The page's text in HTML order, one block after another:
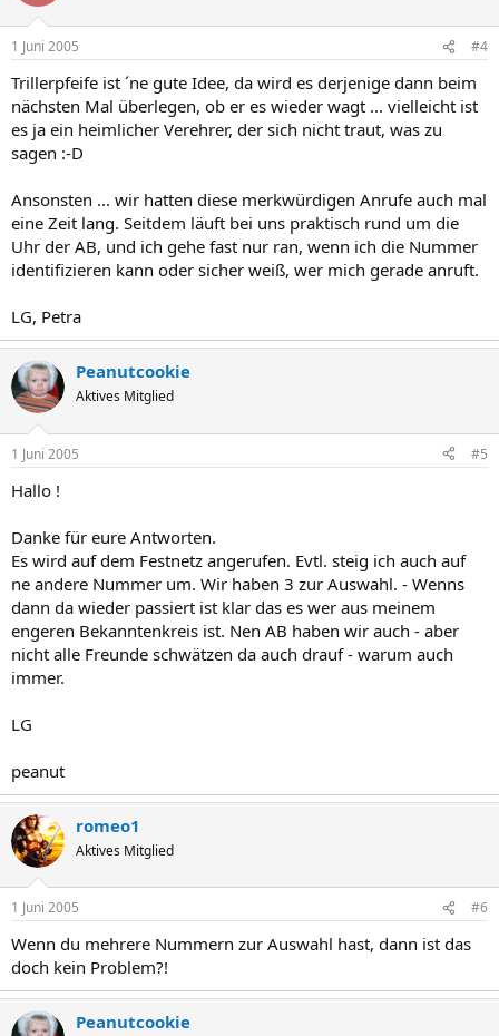
1 Juni 2005 #4
Trillerpfeife ist ´ne gute Idee, da wird es derjenige dann beim
nächsten Mal überlegen, ob er es wieder wagt ... vielleicht ist
es ja ein heimlicher Verehrer, der sich nicht traut, was zu
sagen :-D
Ansonsten ... wir hatten diese merkwürdigen Anrufe auch mal
eine Zeit lang. Seitdem läuft bei uns praktisch rund um die
Uhr der AB, und ich gehe fast nur ran, wenn ich die Nummer
identifizieren kann oder sicher weiß, wer mich gerade anruft.
LG, Petra
Peanutcookie
Aktives Mitglied
1 Juni 2005 #5
Hallo !
Danke für eure Antworten.
Es wird auf dem Festnetz angerufen. Evtl. steig ich auch auf
ne andere Nummer um. Wir haben 3 zur Auswahl. - Wenns
dann da wieder passiert ist klar das es wer aus meinem
engeren Bekanntenkreis ist. Nen AB haben wir auch - aber
nicht alle Freunde schwätzen da auch drauf - warum auch
immer.
LG
peanut
romeo1
Aktives Mitglied
1 Juni 2005 #6
Wenn du mehrere Nummern zur Auswahl hast, dann ist das
doch kein Problem?!
Peanutcookie